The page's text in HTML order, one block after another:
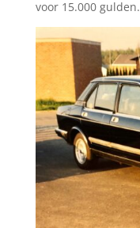
voor 15.000 gulden.